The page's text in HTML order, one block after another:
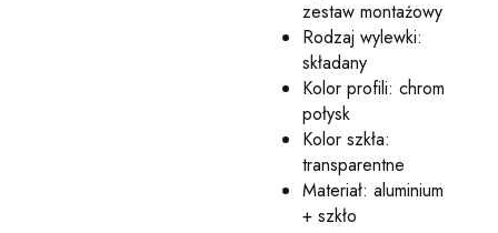
zestaw montażowy
Rodzaj wylewki:
składany
Kolor profili: chrom
połysk
Kolor szkła:
transparentne
Materiał: aluminium
+ szkło